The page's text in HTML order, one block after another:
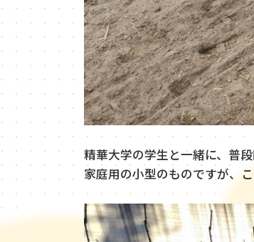
精華大学の学生と一緒に、普
家庭用の小型のものですが、